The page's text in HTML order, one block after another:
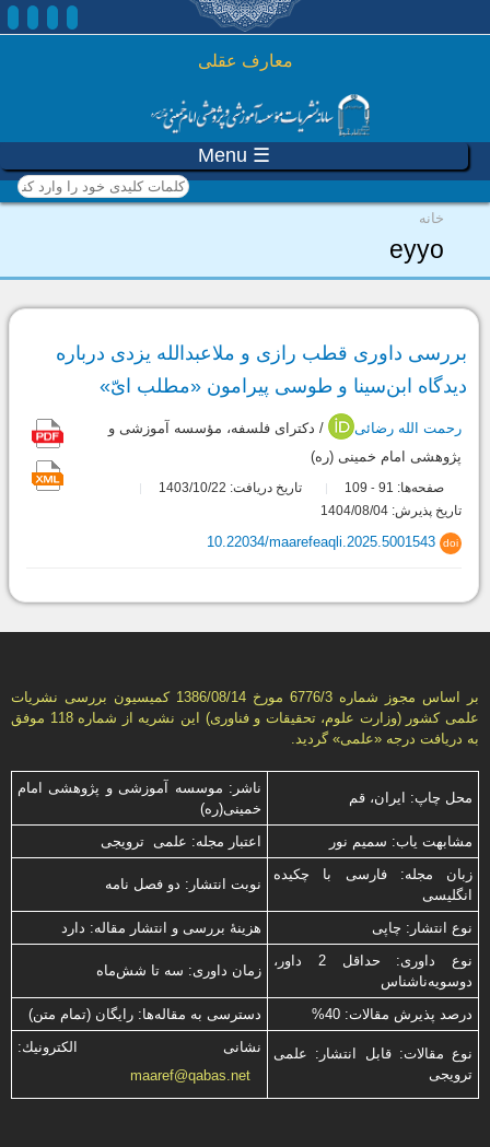
رفتن به محتوای اصلی
معارف عقلی
☰ Menu
کلمات کلیدی خود را وارد
کنید
شما اینجا هستید
خانه
eyyo
بررسی داوری قطب رازی و ملاعبدالله یزدی درباره
دیدگاه ابن‌سینا و طوسی پیرامون «مطلب ایّ»
رحمت الله رضائی
/ دکترای فلسفه، مؤسسه آموزشی و
پژوهشی امام خمینی (ره)
صفحه‌ها: 91
-
تاریخ دریافت: 1403/10/22
تاریخ پذیرش: 1404/08/04
doi
10.22034/maarefeaqli.2025.5001543
بر اساس مجوز شماره 6776/3 مورخ 1386/08/14 كمیسیون بررسى نشریات
علمى كشور (وزارت علوم، تحقیقات و فناورى) این نشریه از شماره 118 موفق
به دریافت درجه «علمى» گردید.
محل چاپ: ایران، قم
ناشر: موسسه آموزشی و پژوهشی امام
خمینی(ره)
مشابهت ياب: سميم نور
اعتبار مجله: علمی ترویجی
زبان مجله: فارسی با چكیده
انگلیسی
نوبت انتشار: دو فصل نامه
نوع انتشار: چاپی
هزینۀ بررسی و انتشار مقاله: دارد
نوع داوری: حداقل 2 داور،
دوسویه‌ناشناس
زمان داوری: سه تا شش‌ماه
درصد پذیرش مقالات: 40% دسترسی به مقاله‌ها: رایگان (تمام متن)
نوع مقالات: قابل انتشار: علمی
ترویجی
نشانی الكترونیك:
maaref@qabas.net